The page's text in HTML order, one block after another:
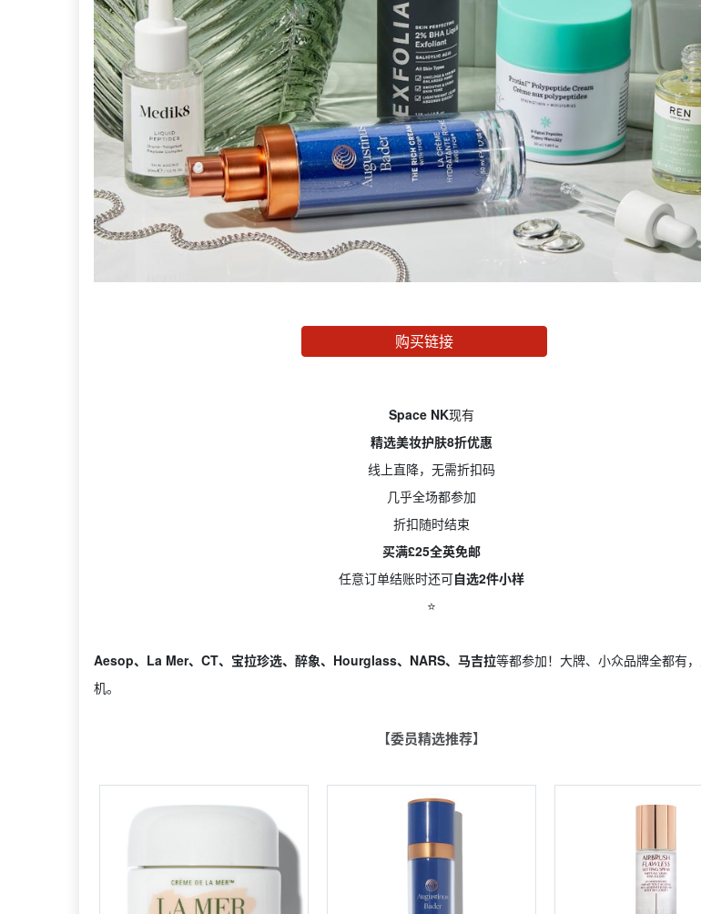
购买链接
Space NK现有
精选美妆护肤8折优惠
线上直降，无需折扣码
几乎全场都参加
折扣随时结束
买满£25全英免邮
任意订单结账时还可自选2件小样
⭐️
Aesop、La Mer、CT、宝拉珍选、醉象、Hourglass、NARS、马吉拉等都参加！大牌、小众品牌全都有
机。
【委员精选推荐】